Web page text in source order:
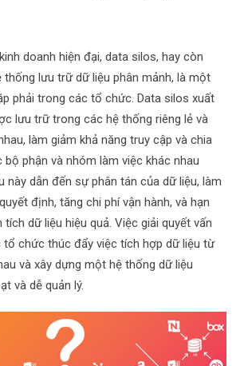
doanh hiện đại, data silos, hay còn
lưu trữ dữ liệu phân mảnh, là một
phải trong các tổ chức. Data silos xuất
lưu trữ trong các hệ thống riêng lẻ và
làm giảm khả năng truy cập và chia
bộ phận và nhóm làm việc khác nhau
này dẫn đến sự phân tán của dữ liệu, làm
định, tăng chi phí vận hành, và hạn
tích dữ liệu hiệu quả. Việc giải quyết vấn
tổ chức thúc đẩy việc tích hợp dữ liệu từ
và xây dựng một hệ thống dữ liệu
và dễ quản lý.